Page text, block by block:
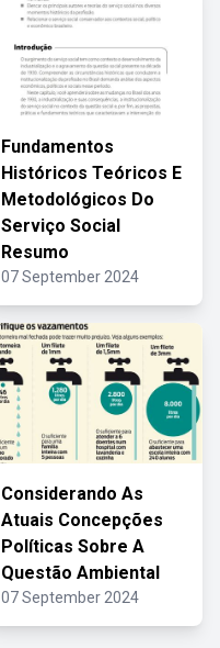
Fundamentos
Históricos Teóricos E
Metodológicos Do
Serviço Social
Resumo
07 September 2024
Considerando As
Atuais Concepções
Políticas Sobre A
Questão Ambiental
07 September 2024